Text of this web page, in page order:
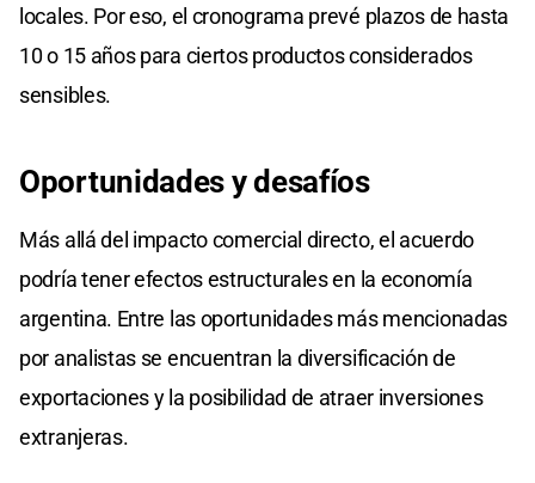
locales. Por eso, el cronograma prevé plazos de hasta
10 o 15 años para ciertos productos considerados
sensibles.
Oportunidades y desafíos
Más allá del impacto comercial directo, el acuerdo
podría tener efectos estructurales en la economía
argentina. Entre las oportunidades más mencionadas
por analistas se encuentran la diversificación de
exportaciones y la posibilidad de atraer inversiones
extranjeras.